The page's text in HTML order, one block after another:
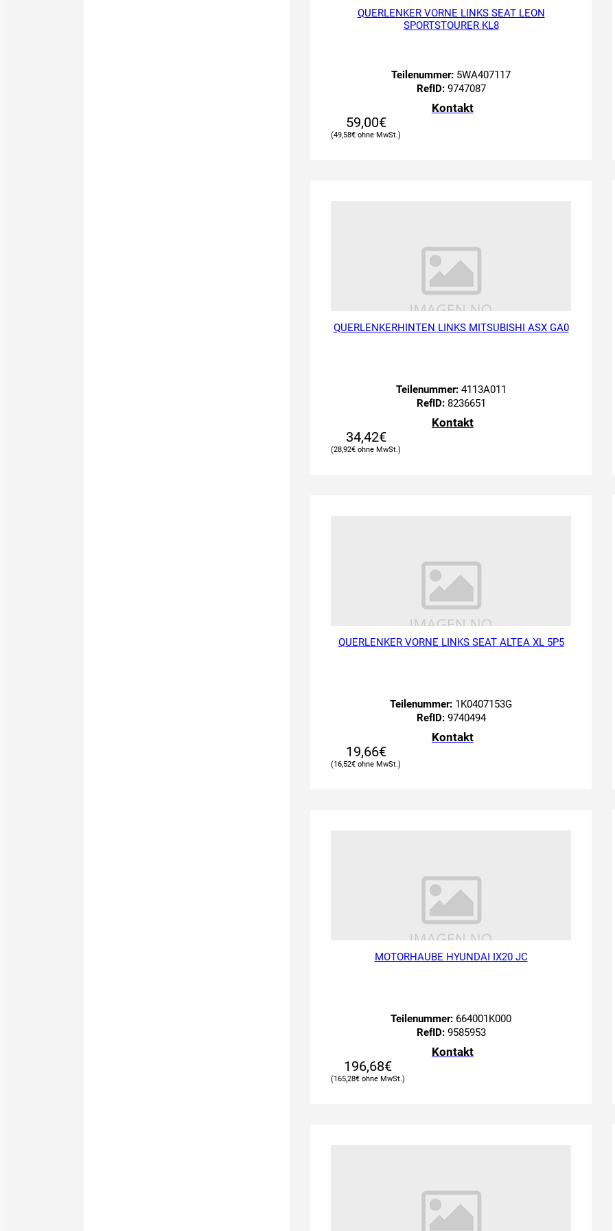
QUERLENKER VORNE LINKS SEAT LEON
SPORTSTOURER KL8
Teilenummer: 5WA407117
RefID:9747087
Kontakt
59,00€
49,58€
QUERLENKERHINTEN LINKS MITSUBISHI ASX GA0
Teilenummer:4113A011
RefID:8236651
Kontakt
34,42€
28,92€
QUERLENKER VORNE LINKS SEAT ALTEA XL 5P5
Teilenummer: 1K0407153G
RefID:9740494
Kontakt
19,66€
16,52€
MOTORHAUBE HYUNDAI IX20 JC
Teilenummer: 664001K000
RefID:9585953
Kontakt
196,68€
165,28€